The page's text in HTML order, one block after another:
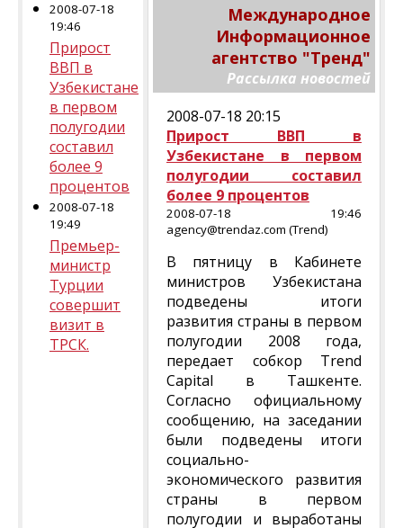
2008-07-18
19:46
Прирост
ВВП в
Узбекистане
в первом
полугодии
составил
более 9
процентов
2008-07-18
19:49
Премьер-
министр
Турции
совершит
визит в
ТРСК.
Международное
Информационное
агентство "Тренд"
Рассылка новостей
2008-07-18 20:15
Прирост ВВП в
Узбекистане в первом
полугодии составил
более 9 процентов
2008-07-18 19:46
agency@trendaz.com (Trend)
В пятницу в Кабинете
министров Узбекистана
подведены итоги
развития страны в первом
полугодии 2008 года,
передает собкор Trend
Capital в Ташкенте.
Согласно официальному
сообщению, на заседании
были подведены итоги
социально-
экономического развития
страны в первом
полугодии и выработаны